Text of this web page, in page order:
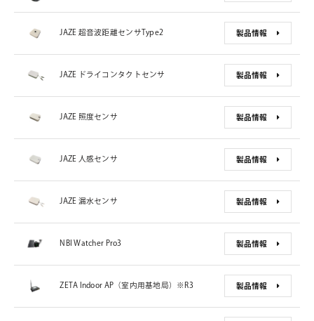
JAZE 超音波距離センサType2 製品情報
JAZE ドライコンタクトセンサ 製品情報
JAZE 照度センサ 製品情報
JAZE 人感センサ 製品情報
JAZE 漏水センサ 製品情報
NBI Watcher Pro3 製品情報
ZETA Indoor AP（室内用基地局）※R3 製品情報